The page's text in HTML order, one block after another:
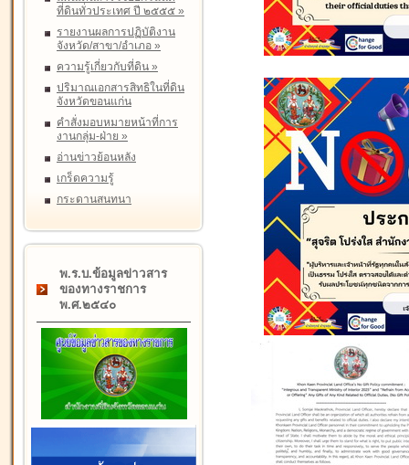
ที่ดินทั่วประเทศ ปี ๒๕๕๕ »
รายงานผลการปฏิบัติงาน
จังหวัด/สาขา/อำเภอ »
ความรู้เกี่ยวกับที่ดิน »
ปริมาณเอกสารสิทธิในที่ดิน
จังหวัดขอนแก่น
คำสั่งมอบหมายหน้าที่การ
งานกลุ่ม-ฝ่าย »
อ่านข่าวย้อนหลัง
เกร็ดความรู้
กระดานสนทนา
พ.ร.บ.ข้อมูลข่าวสาร
ของทางราชการ
พ.ศ.๒๕๔๐